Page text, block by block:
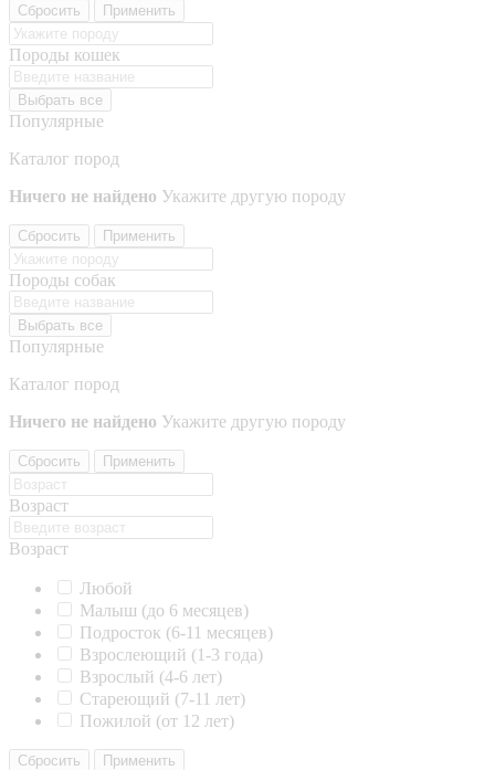
Сбросить Применить
Породы кошек
Выбрать все
Популярные
Каталог пород
Ничего не найдено Укажите другую породу
Сбросить Применить
Породы собак
Выбрать все
Популярные
Каталог пород
Ничего не найдено Укажите другую породу
Сбросить Применить
Возраст
Возраст
Любой
Малыш (до 6 месяцев)
Подросток (6-11 месяцев)
Взрослеющий (1-3 года)
Взрослый (4-6 лет)
Стареющий (7-11 лет)
Пожилой (от 12 лет)
Сбросить Применить